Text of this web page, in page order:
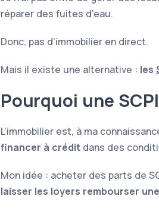
réparer des fuites d’eau.
Donc, pas d’immobilier en direct.
Mais il existe une alternative : les
Pourquoi une SCPI
L’immobilier est, à ma
financer à crédit dans des
Mon idée : acheter des parts de
laisser les loyers rembourser